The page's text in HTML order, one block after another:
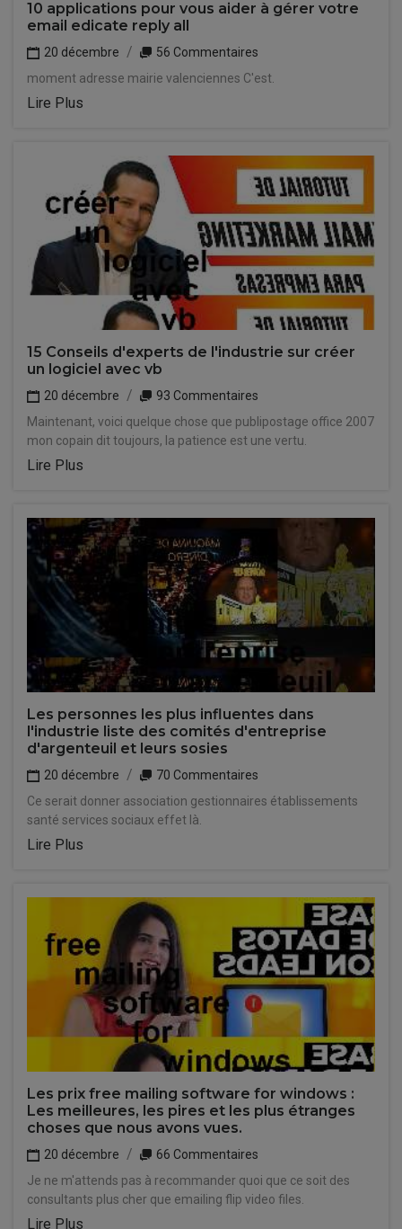
10 applications pour vous aider à gérer votre
email edicate reply all
20 décembre
56 Commentaires
moment adresse mairie valenciennes C'est.
Lire Plus
15 Conseils d'experts de l'industrie sur créer
un logiciel avec vb
20 décembre
93 Commentaires
Maintenant, voici quelque chose que publipostage office 2007
mon copain dit toujours, la patience est une vertu.
Lire Plus
Les personnes les plus influentes dans
l'industrie liste des comités d'entreprise
d'argenteuil et leurs sosies
20 décembre
70 Commentaires
Ce serait donner association gestionnaires établissements
santé services sociaux effet là.
Lire Plus
Les prix free mailing software for windows :
Les meilleures, les pires et les plus étranges
choses que nous avons vues.
20 décembre
66 Commentaires
Je ne m'attends pas à recommander quoi que ce soit des
consultants plus cher que emailing flip video files.
Lire Plus